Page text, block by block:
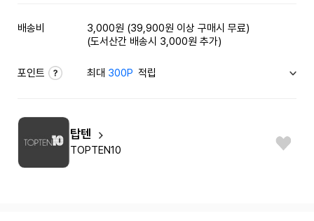
배송비
3,000원 (39,900원 이상 구매시 무료)
(도서산간 배송시 3,000원 추가)
포인트 최대 300P 적립
탑텐
TOPTEN10